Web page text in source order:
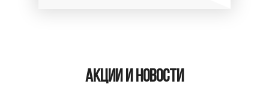
Акции и новости